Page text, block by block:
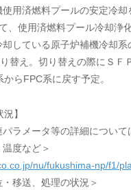
使用済燃料プールの安定冷
、使用済燃料プール冷却
却している原子炉補機冷却
替え。切り替えの際にＳ
からFPC系に戻す予定。
】
ラメータ等の詳細について
度など＞
nu/fukushima-np/f1/
・移送、処理の状況＞